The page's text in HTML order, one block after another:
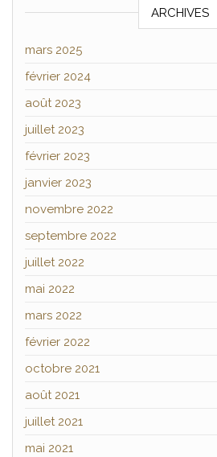
ARCHIVES
mars 2025
février 2024
août 2023
juillet 2023
février 2023
janvier 2023
novembre 2022
septembre 2022
juillet 2022
mai 2022
mars 2022
février 2022
octobre 2021
août 2021
juillet 2021
mai 2021